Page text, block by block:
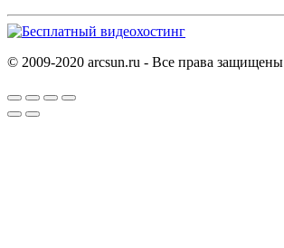
© 2009-2020 arcsun.ru - Все права защищены